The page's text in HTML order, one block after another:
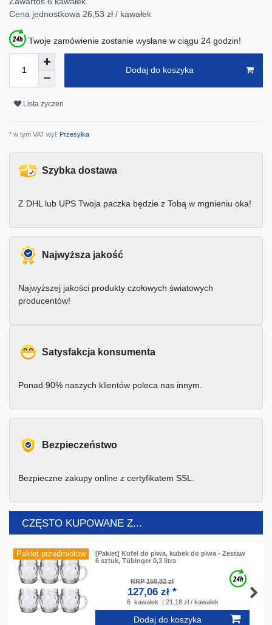
Cena jednostkowa 26,53 zł / kawałek
Twoje zamówienie zostanie wysłane w ciągu 24 godzin!
Dodaj do koszyka
Lista zyczen
* w tym VAT wyl. Przesyłka
Szybka dostawa
Z DHL lub UPS Twoja paczka będzie z Tobą w mgnieniu oka!
Najwyższa jakość
Najwyższej jakości produkty czołowych światowych
producentów!
Satysfakcja konsumenta
Ponad 90% naszych klientów poleca nas innym.
Bezpieczeństwo
Bezpieczne zakupy online z certyfikatem SSL.
CZĘSTO KUPOWANE Z...
Pakiet przedmiotow
[Pakiet] Kufel do piwa, kubek do piwa - Zestaw
6 sztuk, Tübinger 0,3 litra
RRP 158,82 zł
127,06 zł *
6 kawałek | 21,18 zł / kawałek
Dodaj do koszyka